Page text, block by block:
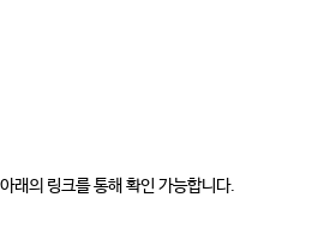
래의 링크를 통해 확인 가능합니다.